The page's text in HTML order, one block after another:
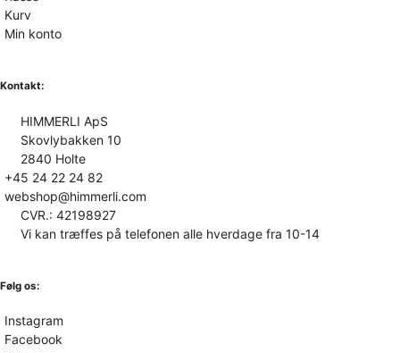
Kurv
Min konto
Kontakt:
HIMMERLI ApS
Skovlybakken 10
2840 Holte
+45 24 22 24 82
webshop@himmerli.com
CVR.: 42198927
Vi kan træffes på telefonen alle hverdage fra 10-14
Følg os:
Instagram
Facebook